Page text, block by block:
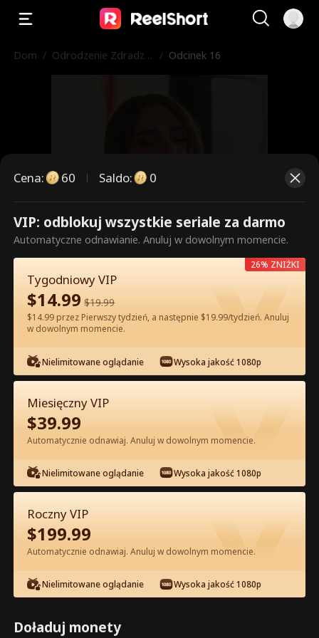
Dom / Odrodzenie Zdradzo
/ Odcinek 16
To są płatne odcinki. Odblokuj,
aby oglądać.
60Odblokuj teraz
Oglądaj za darmo w Apce
Odcinek 16 - Odrodzenie Zdradzonej
Alfa Pełna Wersja Filmu
0-49 50-74 Wszystkie Odcinki
16 17 18 19 20
Cena: 60 Saldo: 0
VIP: odblokuj wszystkie seriale za darmo
Automatyczne odnawianie. Anuluj w dowolnym momencie.
Tygodniowy VIP
$14.99 $19.99
$14.99 przez Pierwszy tydzień, a następnie $19.99/tydzień. Anuluj
w dowolnym momencie.
Nielimitowane oglądanie Wysoka jakość 1080p
26% ZNIŻKI
Miesięczny VIP
$39.99
Automatycznie odnawiaj. Anuluj w dowolnym momencie.
Nielimitowane oglądanie Wysoka jakość 1080p
Roczny VIP
$199.99
Automatycznie odnawiaj. Anuluj w dowolnym momencie.
Nielimitowane oglądanie Wysoka jakość 1080p
Doładuj monety